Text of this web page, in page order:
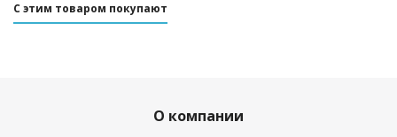
С этим товаром покупают
О компании